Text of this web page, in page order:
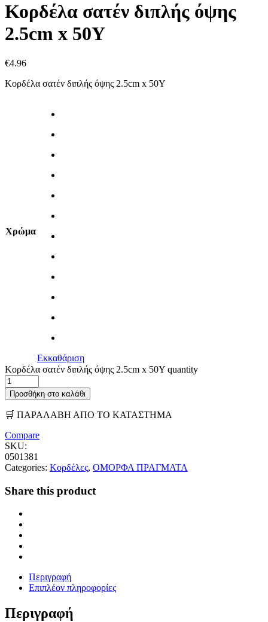
Κορδέλα σατέν διπλής όψης
2.5cm x 50Y
€4.96
Κορδέλα σατέν διπλής όψης 2.5cm x 50Y
Χρώμα
Εκκαθάριση
Κορδέλα σατέν διπλής όψης 2.5cm x 50Y quantity
Προσθήκη στο καλάθι
🛒 ΠΑΡΑΛΑΒΗ ΑΠΟ ΤΟ ΚΑΤΑΣΤΗΜΑ
Compare
SKU:
0501381
Categories: Κορδέλες, ΟΜΟΡΦΑ ΠΡΑΓΜΑΤΑ
Share this product
Περιγραφή
Επιπλέον πληροφορίες
Περιγραφή